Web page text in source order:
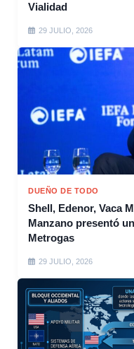
Vialidad
29 JULIO, 2026
DUEÑO DE TODO
Shell, Edenor, Vaca
Manzano presentó
Metrogas
29 JULIO, 2026